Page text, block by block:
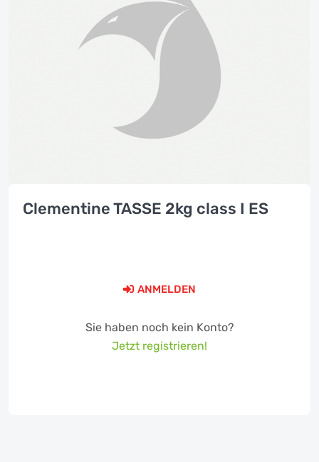
Clementine TASSE 2kg class I ES
ANMELDEN
Sie haben noch kein Konto?
Jetzt registrieren!